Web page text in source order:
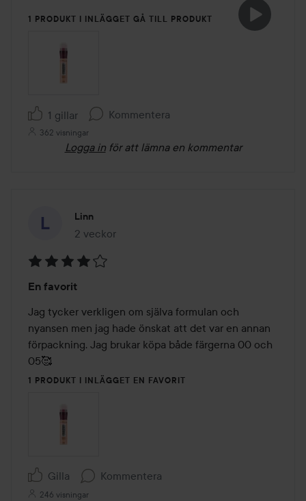
1 PRODUKT I INLÄGGET GÅ TILL PRODUKT
1 gillar Kommentera
362 visningar
Logga in för att lämna en kommentar
Linn
2 veckor
Inlägget skapades 2 veckor
4
av
5
En favorit
Jag tycker verkligen om själva formulan och
nyansen men jag hade önskat att det var en annan
förpackning. Jag brukar köpa både färgerna 00 och
05🥰
1 PRODUKT I INLÄGGET EN FAVORIT
Gilla Kommentera
246 visningar